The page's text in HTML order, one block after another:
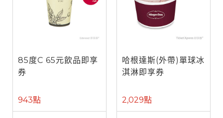
85度C 65元飲品即享
券
943點
哈根達斯(外帶)單球冰
淇淋即享券
2,029點